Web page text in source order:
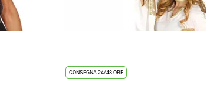
CONSEGNA 24/48 ORE